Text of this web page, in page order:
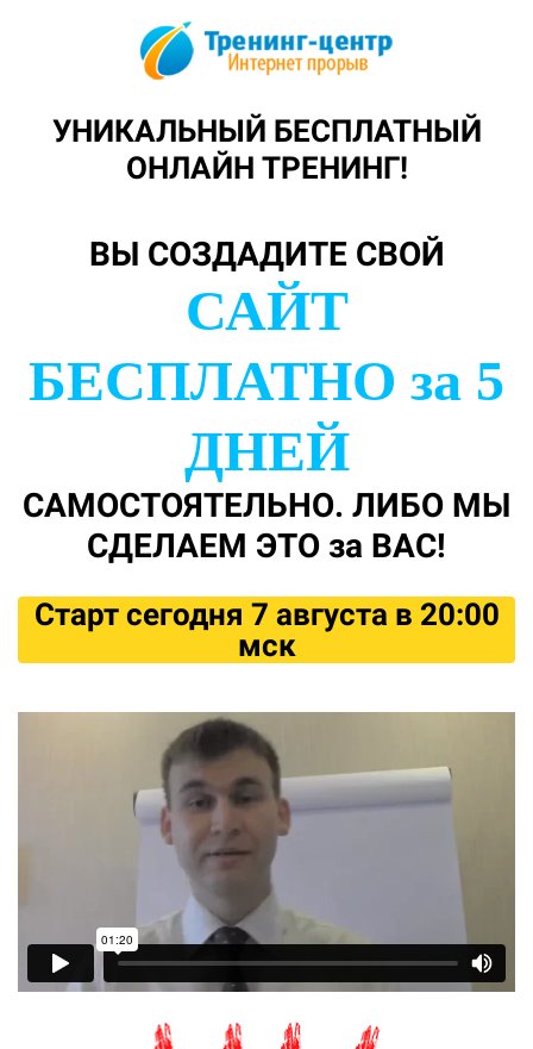
УНИКАЛЬНЫЙ БЕСПЛАТНЫЙ
ОНЛАЙН ТРЕНИНГ!
ВЫ СОЗДАДИТЕ СВОЙ
САЙТ
БЕСПЛАТНО за 5
ДНЕЙ
САМОСТОЯТЕЛЬНО. ЛИБО МЫ
СДЕЛАЕМ ЭТО за ВАС!
Старт сегодня 7 августа в 20:00
мск